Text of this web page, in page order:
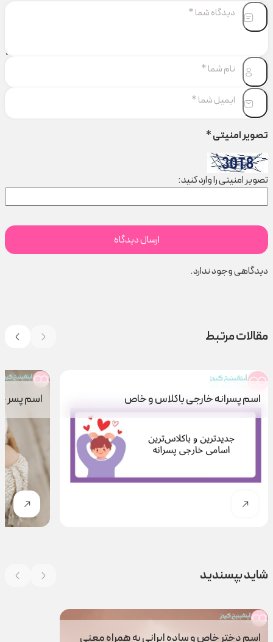
تصویر امنیتی*
تصویر امنیتی را وارد کنید:
دیدگاهی وجود ندارد.
مقالات مرتبط
اسم پسرانه خارجی باکلاس و خاص اسم پسر
شاید بپسندید
اسم دختر خاص و ساده ایرانی به همراه معنی